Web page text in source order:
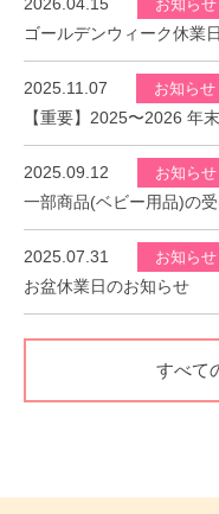
お知らせ
ゴールデンウィーク休業
2025.11.07 お知らせ
【重要】2025〜2026 年
2025.09.12 お知らせ
一部商品(ベビー用品)の
2025.07.31 お知らせ
お盆休業日のお知らせ
すべて